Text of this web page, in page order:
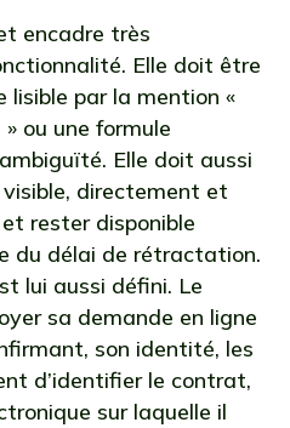
encadre très
Elle doit être
lisible par la mention «
ou une formule
Elle doit aussi
directement et
rester disponible
du délai de rétractation.
lui aussi défini. Le
sa demande en ligne
son identité, les
d’identifier le contrat,
sur laquelle il